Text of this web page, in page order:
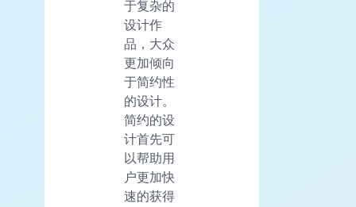
于复杂的
设计作
品，大众
更加倾向
于简约性
的设计。
简约的设
计首先可
以帮助用
户更加快
速的获得